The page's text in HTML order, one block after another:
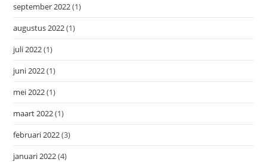
september 2022(1)
augustus 2022(1)
juli 2022(1)
juni 2022(1)
mei 2022(1)
maart 2022(1)
februari 2022(3)
januari 2022(4)